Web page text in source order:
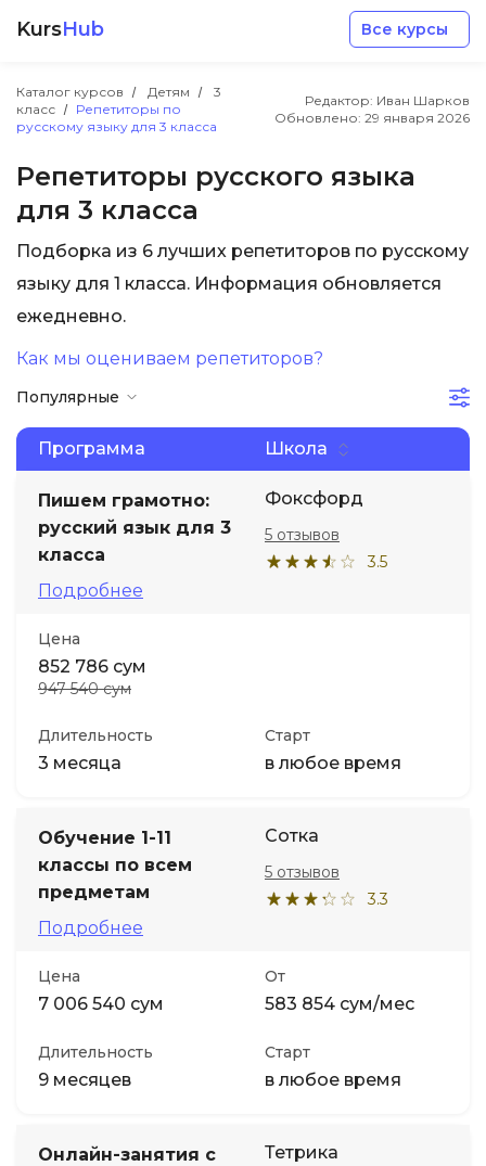
KursHub Все курсы
Каталог курсов Детям
3
класс
Репетиторы по
русскому языку для 3 класса
Редактор: Иван Шарков
Обновлено: 29 января 2026
Репетиторы русского языка
для 3 класса
Подборка из 6 лучших репетиторов по русскому
языку для 1 класса. Информация обновляется
ежедневно.
Как мы оцениваем репетиторов?
Популярные
Программа Школа
Пишем грамотно:
русский язык для 3
класса
Подробнее
Фоксфорд
3.5
5 отзывов
Цена
852 786 сум
947 540 сум
Длительность
3 месяца
Старт
в любое время
Обучение 1-11
классы по всем
предметам
Подробнее
Сотка
3.3
5 отзывов
Цена
7 006 540 сум
От
583 854 сум/мес
Длительность
9 месяцев
Старт
в любое время
Онлайн-занятия с
Тетрика
Маркетинг
Дизайн
Менеджмент
Иностранные языки
Soft Skills
ДПО